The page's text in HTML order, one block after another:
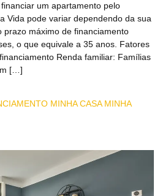
um apartamento pelo
Vida pode variar dependendo da sua
prazo máximo de financiamento
o que equivale a 35 anos. Fatores
Renda familiar: Famílias
[…]
MINHA CASA MINHA